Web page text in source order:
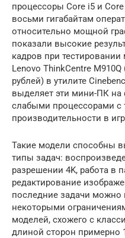
процессоры Core i5 и
восьми гигабайтам
относительно мощной
показали высокие
кадров при
Lenovo ThinkCentre
рублей) в утилите
выделяет эти мини-ПК
слабыми процессорами с
производительности в
Такие модели способны
типы задач:
разрешении 4K, работа в
редактирование
последние задачи можно
некоторыми
моделей, схожего с
длиной сторон примерно